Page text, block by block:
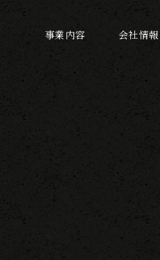
事業内容 会社情報